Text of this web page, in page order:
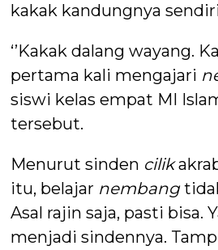
kakak kandungnya
‘’Kakak dalang wayang.
pertama kali mengajari
siswi kelas empat MI
tersebut.
Menurut sinden cilik
itu, belajar nembang
Asal rajin saja, pasti bisa.
menjadi sindennya.